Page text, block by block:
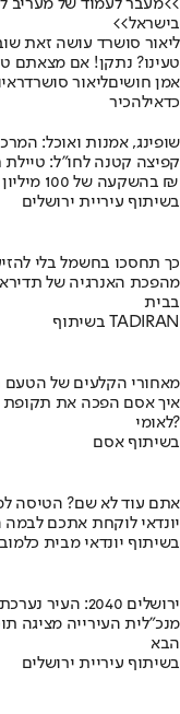
>>מעבר לעמוד של מעריב
בישראל>>
ליאור סושרד עושה זאת
טעינו? נתקן! אם מצאתם
אמן חושיםליאור סושרד
כדאילהכיר
שופינג, אמנות ואוכל:
קפיצה קטנה לחו"ל: טיילת
בהשקעה של 100 מיליון ₪
בשיתוף עיריית ירושלים
כך תחסכו בחשמל בלי
מהפכת האנרגיה של
בבית
בשיתוף TADIRAN
מאחורי הקלעים של הטעם
לאומי?
בשיתוף אסם
אתם עוד לא שם? הטיסה
יונדאי לוקחת אתכם לבמה
בשיתוף יונדאי מבית
ירושלים 2040: העיר נערכת ל- 1.5 מליון תושבים
מנכ"לית העירייה מציגה
הבא
בשיתוף עיריית ירושלים